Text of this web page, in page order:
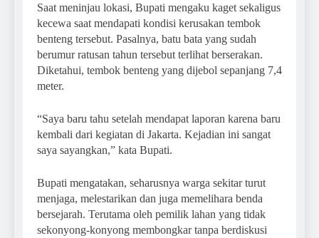
Saat meninjau lokasi, Bupati mengaku kaget sekaligus
kecewa saat mendapati kondisi kerusakan tembok
benteng tersebut. Pasalnya, batu bata yang sudah
berumur ratusan tahun tersebut terlihat berserakan.
Diketahui, tembok benteng yang dijebol sepanjang 7,4
meter.
“Saya baru tahu setelah mendapat laporan karena baru
kembali dari kegiatan di Jakarta. Kejadian ini sangat
saya sayangkan,” kata Bupati.
Bupati mengatakan, seharusnya warga sekitar turut
menjaga, melestarikan dan juga memelihara benda
bersejarah. Terutama oleh pemilik lahan yang tidak
sekonyong-konyong membongkar tanpa berdiskusi